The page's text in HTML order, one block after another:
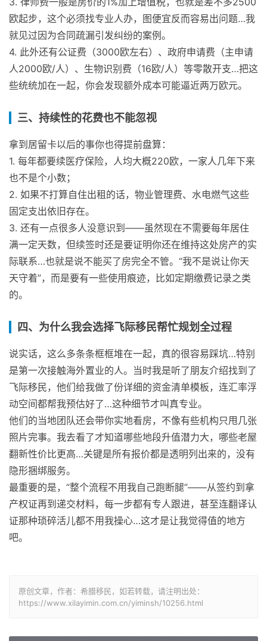
欧起步，这个必须找专业人办，图便宜反而容易出问题…我
就见过因为合同疏漏引发纠纷的案例。
4. 此外还有公证费（3000欧左右）、政府申请费（主申请
人2000欧/人）、生物识别费（16欧/人）等零散开支…把这
些统统加在一起，你会发现额外成本可能逼近两万欧元。
三、持续性的花费也不能忽视
拿到居留卡以后的事你也得提前盘算：
1. 每年都要续医疗保险，人均大概220欧，一家人几年下来
也不是个小数；
2. 如果不打算自住出租的话，物业管理费、水电燃气这些
固定支出依旧存在。
3. 还有一点很多人没意识到——虽然现在不需要每年居住
满一定天数，但续签时还是要证明你还在维持这处房产的实
际联系…也就是说不能买了房完全不管。“我不是说让你天
天守着”，而是要有一些使用痕迹，比如定期缴费记录之类
的。
四、为什么我会选择飞际移民帮忙规划全过程
说实话，这么多条条框框堆在一起，真的很容易踩坑…特别
是第一次接触海外置业的人。当时我是听了朋友介绍找到了
飞际移民，他们给我做了份详细的资金清单模板，连汇率浮
动空间都帮我预估好了…这种细节才叫真专业。
他们的当地团队还会带你实地看房，不像有些机构只甩几张
照片完事。我去看了才知道哪些地段升值潜力大，哪些老屋
翻新性价比更高…关键是所有报价都是透明列出来的，没有
隐形捆绑服务。
最重要的是，“整个流程不用我自己跑断腿”——从签约到拿
产权证再到递交材料，每一步都有专人跟进，甚至连翻译认
证那种琐碎活儿都不用我操心…这才是让我觉得值的地方
吧。
原创文章，作者：希腊移民，如若转载，请注明出处：
https://www.xilayimin.com.cn/yiminsh/10256.html